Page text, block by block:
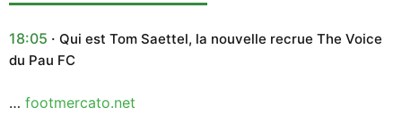
18:05
Qui est Tom Saettel, la nouvelle recrue The Voice
du Pau FC
… footmercato.net